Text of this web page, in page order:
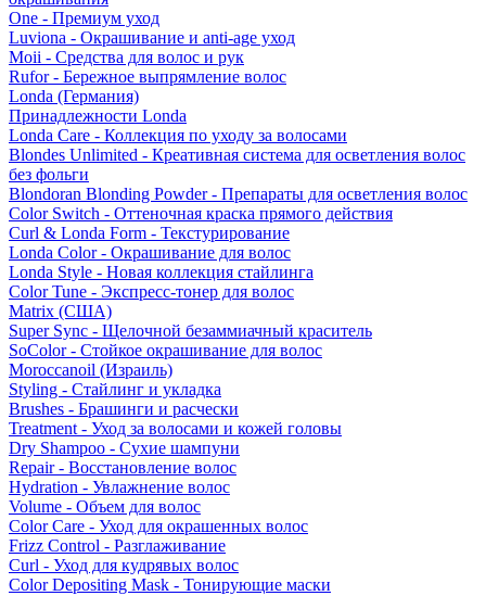
One - Премиум уход
Luviona - Окрашивание и anti-age уход
Moii - Средства для волос и рук
Rufor - Бережное выпрямление волос
Londa (Германия)
Принадлежности Londa
Londa Care - Коллекция по уходу за волосами
Blondes Unlimited - Креативная система для осветления волос
без фольги
Blondoran Blonding Powder - Препараты для осветления волос
Color Switch - Оттеночная краска прямого действия
Curl & Londa Form - Текстурирование
Londa Color - Окрашивание для волос
Londa Style - Новая коллекция стайлинга
Color Tune - Экспресс-тонер для волос
Matrix (США)
Super Sync - Щелочной безаммиачный краситель
SoColor - Стойкое окрашивание для волос
Moroccanoil (Израиль)
Styling - Стайлинг и укладка
Brushes - Брашинги и расчески
Treatment - Уход за волосами и кожей головы
Dry Shampoo - Сухие шампуни
Repair - Восстановление волос
Hydration - Увлажнение волос
Volume - Объем для волос
Color Care - Уход для окрашенных волос
Frizz Control - Разглаживание
Curl - Уход для кудрявых волос
Color Depositing Mask - Тонирующие маски